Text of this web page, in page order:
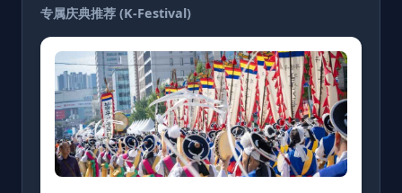
专属庆典推荐 (K-Festival)